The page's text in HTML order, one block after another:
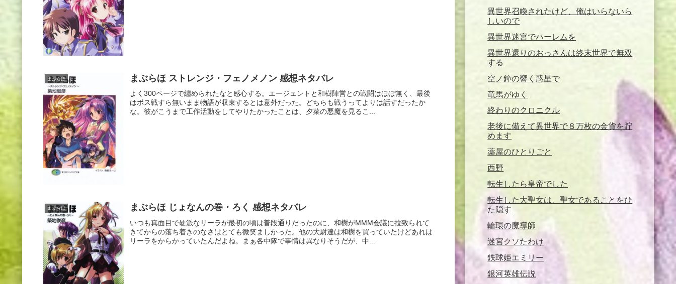
まぶらほ まぶらほ ストレンジ・フェノメノン 感想ネタバレ
よく300ページで纏められたなと感心する。エージェントと和樹陣営との戦闘はほぼ無く、最後
はボス戦すら無いまま物語が収束するとは意外だった。どちらも戦うってよりは話すだったか
な。彼がこうまで工作活動をしてやりたかったことは、夕菜の悪魔を見るこ...
まぶらほ まぶらほ じょなんの巻・ろく 感想ネタバレ
いつも真面目で硬派なリーラが最初の頃は普段通りだったのに、和樹がMMM会議に拉致られて
きてからの落ち着きのなさはとても微笑ましかった。他の大尉達は和樹を買っていたけどあれは
リーラをからかっていたんだよね。まぁ各中隊で事情は異なりそうだが、中...
異世界召喚されたけど、俺はいらないら
しいので
異世界迷宮でハーレムを
異世界還りのおっさんは終末世界で無双
する
空ノ鐘の響く惑星で
竜馬がゆく
終わりのクロニクル
老後に備えて異世界で８万枚の金貨を貯
めます
薬屋のひとりごと
西野
転生したら皇帝でした
転生した大聖女は、聖女であることをひ
た隠す
輪環の魔導師
迷宮クソたわけ
鉄球姫エミリー
銀河英雄伝説